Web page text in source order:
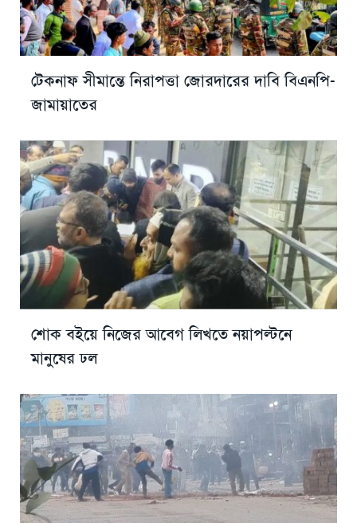
টেকনাফ সীমান্তে নিরাপত্তা জোরদারের দাবি বিএনপি-
জামায়াতের
শোক বইয়ে নিজের আবেগ লিখতে নয়াপল্টনে
মানুষের ঢল